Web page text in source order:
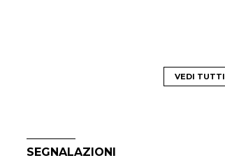
VEDI TUTTI
SEGNALAZIONI